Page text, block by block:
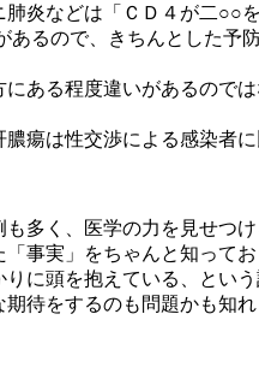
炎などは「ＣＤ４が二○○
るので、きちんとした予
ある程度違いがあるので
瘍は性交渉による感染者に
多く、医学の力を見せつけ
事実」をちゃんと知って
に頭を抱えている、という
待をするのも問題かも知